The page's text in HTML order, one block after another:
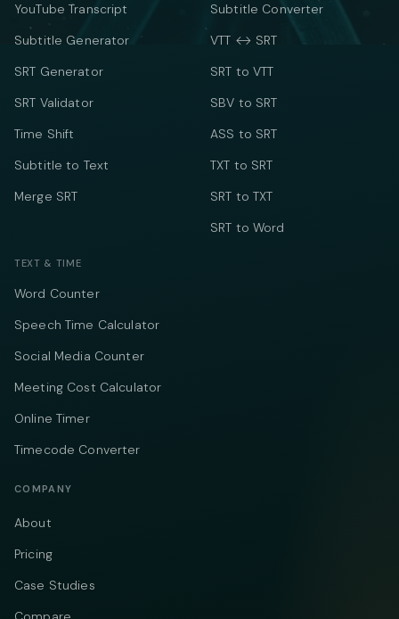
YouTube Transcript
Subtitle Generator
SRT Generator
SRT Validator
Time Shift
Subtitle to Text
Merge SRT
Subtitle Converter
VTT ↔ SRT
SRT to VTT
SBV to SRT
ASS to SRT
TXT to SRT
SRT to TXT
SRT to Word
TEXT & TIME
Word Counter
Speech Time Calculator
Social Media Counter
Meeting Cost Calculator
Online Timer
Timecode Converter
COMPANY
About
Pricing
Case Studies